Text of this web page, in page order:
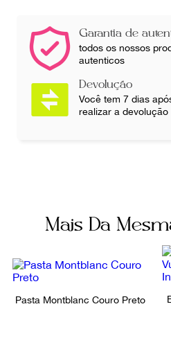
Ainda com dúvidas sobre as
equipe.
Garantia de
todos os nossos
autenticos
Devolução
Você tem 7 dias
realizar a devolução
Mais Da
Pasta Montblanc Couro Preto